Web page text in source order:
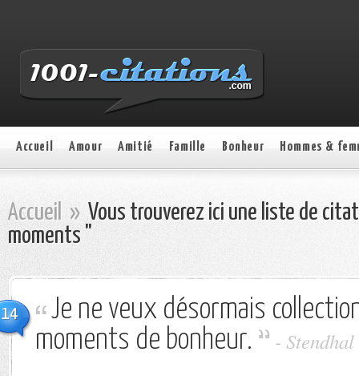
Accueil Amour Amitié Famille Bonheur Hommes &
Accueil » Vous trouverez ici une liste de
moments "
14
Je ne veux désormais
moments de bonheur.
- Stendhal